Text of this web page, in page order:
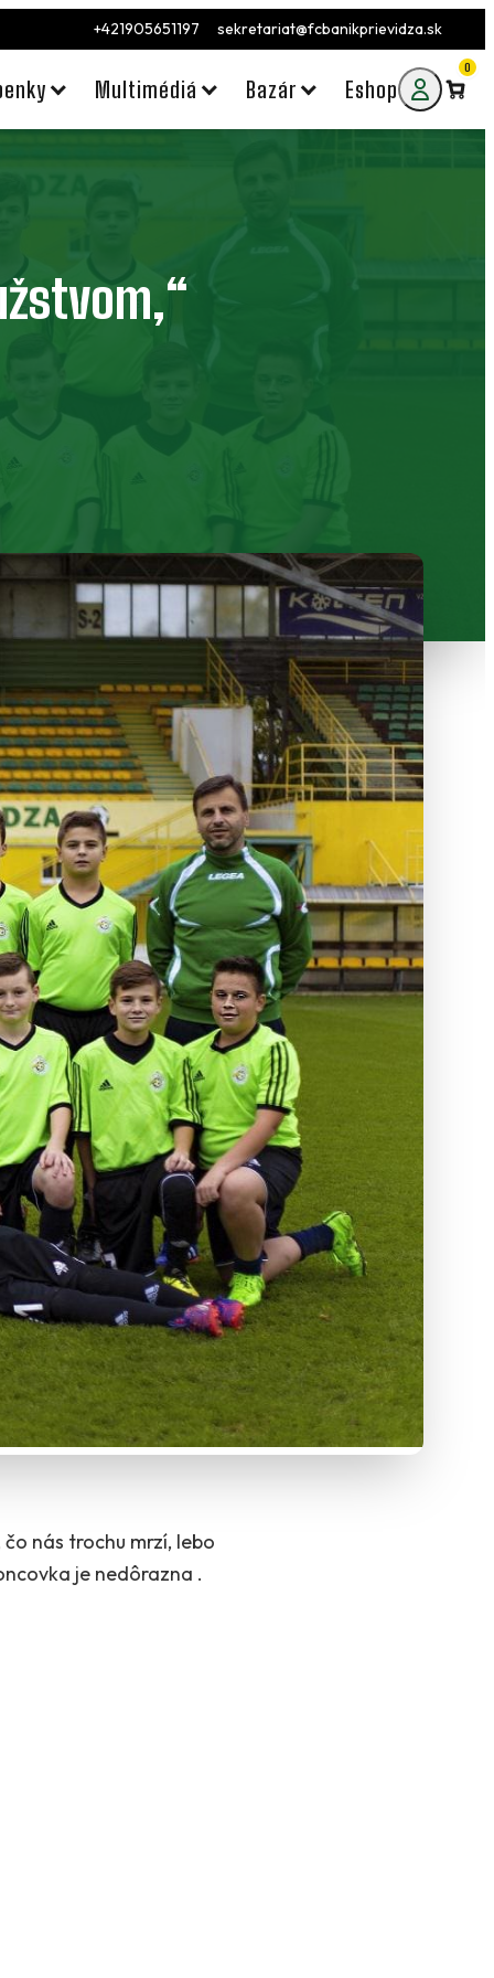
+421905651197 sekretariat@fcbanikprievidza.sk
Multimédiá Bazár Eshop
0
nás trochu mrzí, lebo
je nedôrazna .